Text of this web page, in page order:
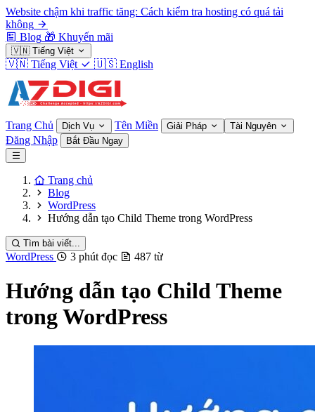
Website chậm khi traffic tăng: Cách kiểm tra hosting có quá tải
không
Blog 🎁 Khuyến mãi
🇻🇳 Tiếng Việt
🇻🇳 Tiếng Việt 🇺🇸 English
Trang Chủ Dịch Vụ Tên Miền Giải Pháp Tài Nguyên
Đăng Nhập Bắt Đầu Ngay
Trang chủ
Blog
WordPress
Hướng dẫn tạo Child Theme trong WordPress
Tìm bài viết...
WordPress 3 phút đọc 487 từ
Hướng dẫn tạo Child Theme
trong WordPress